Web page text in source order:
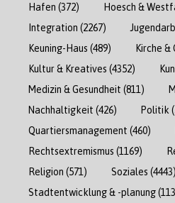
Hafen (372) Hoesch &
Integration (2267)
Keuning-Haus (489) Kirche &
Kultur & Kreatives (4352)
Medizin & Gesundheit (811)
Nachhaltigkeit (426) Politik
Quartiersmanagement (460)
Rechtsextremismus (1169)
Religion (571) Soziales (4443)
Stadtentwicklung & -planung